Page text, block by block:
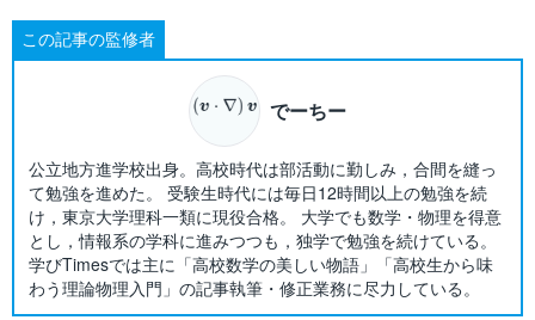
この記事の監修者
でーちー
公立地方進学校出身。高校時代は部活動に勤しみ，合間を縫っ
て勉強を進めた。 受験生時代には毎日12時間以上の勉強を続
け，東京大学理科一類に現役合格。 大学でも数学・物理を得意
とし，情報系の学科に進みつつも，独学で勉強を続けている。
学びTimesでは主に「高校数学の美しい物語」「高校生から味
わう理論物理入門」の記事執筆・修正業務に尽力している。